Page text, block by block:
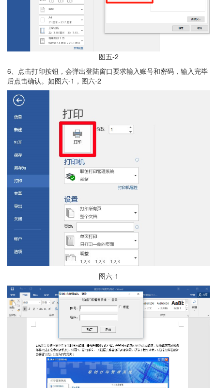
图五-2
6、点击打印按钮，会弹出登陆窗口要求输入账号和密码，输入完毕
后点击确认。如图六-1，图六-2
图六-1